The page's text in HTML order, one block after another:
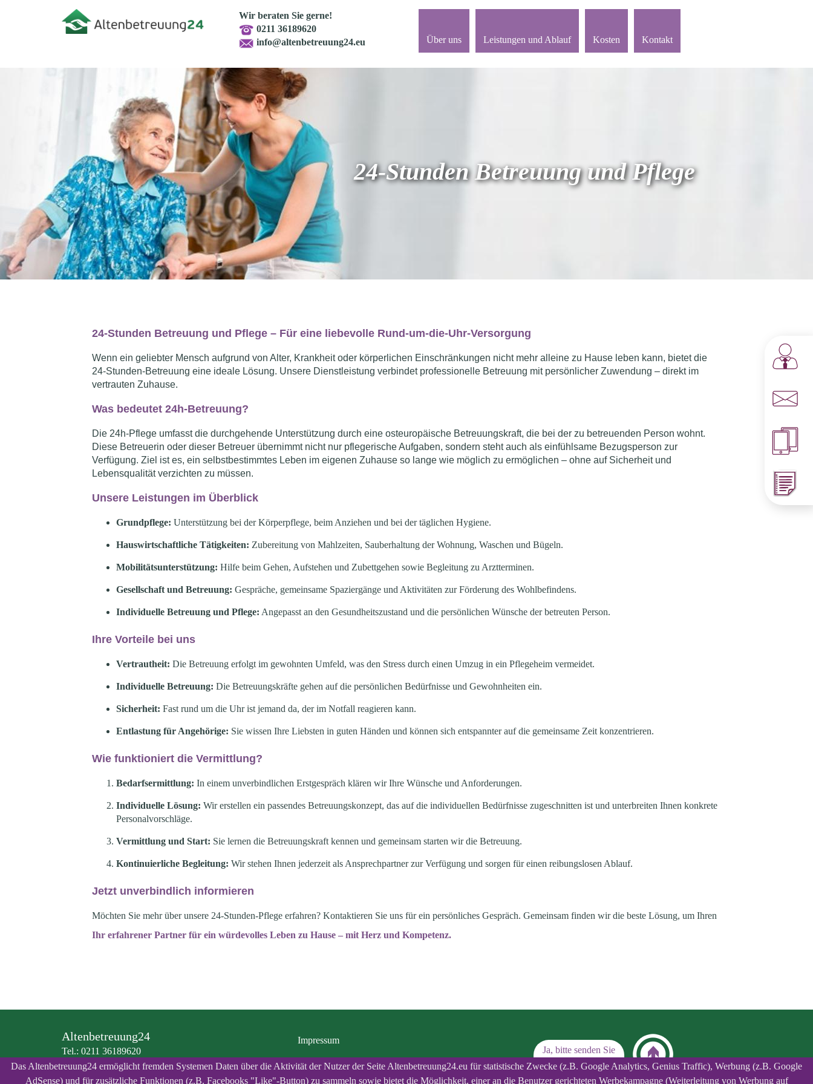
Das Altenbetreuung24 ermöglicht fremden Systemen Daten über die Aktivität der Nutzer der Seite Altenbetreuung24.eu für statistische Zwecke (z.B. Google Analytics, Genius Traffic), Werbung (z.B. Google
AdSense) und für zusätzliche Funktionen (z.B. Facebooks "Like"-Button) zu sammeln sowie bietet die Möglichkeit, einer an die Benutzer gerichteten Werbekampagne (Weiterleitung von Werbung auf
Wir beraten Sie gerne!
0211 36189620
info@altenbetreuung24.eu
Über uns Leistungen und Ablauf Kosten Kontakt
24-Stunden Betreuung und Pflege
24-Stunden Betreuung und Pflege – Für eine liebevolle Rund-um-die-Uhr-Versorgung
Wenn ein geliebter Mensch aufgrund von Alter, Krankheit oder körperlichen Einschränkungen nicht mehr alleine zu Hause leben kann, bietet die
24-Stunden-Betreuung eine ideale Lösung. Unsere Dienstleistung verbindet professionelle Betreuung mit persönlicher Zuwendung – direkt im
vertrauten Zuhause.
Was bedeutet 24h-Betreuung?
Die 24h-Pflege umfasst die durchgehende Unterstützung durch eine osteuropäische Betreuungskraft, die bei der zu betreuenden Person wohnt.
Diese Betreuerin oder dieser Betreuer übernimmt nicht nur pflegerische Aufgaben, sondern steht auch als einfühlsame Bezugsperson zur
Verfügung. Ziel ist es, ein selbstbestimmtes Leben im eigenen Zuhause so lange wie möglich zu ermöglichen – ohne auf Sicherheit und
Lebensqualität verzichten zu müssen.
Unsere Leistungen im Überblick
Grundpflege: Unterstützung bei der Körperpflege, beim Anziehen und bei der täglichen Hygiene.
Hauswirtschaftliche Tätigkeiten: Zubereitung von Mahlzeiten, Sauberhaltung der Wohnung, Waschen und Bügeln.
Mobilitätsunterstützung: Hilfe beim Gehen, Aufstehen und Zubettgehen sowie Begleitung zu Arztterminen.
Gesellschaft und Betreuung: Gespräche, gemeinsame Spaziergänge und Aktivitäten zur Förderung des Wohlbefindens.
Individuelle Betreuung und Pflege: Angepasst an den Gesundheitszustand und die persönlichen Wünsche der betreuten Person.
Ihre Vorteile bei uns
Vertrautheit: Die Betreuung erfolgt im gewohnten Umfeld, was den Stress durch einen Umzug in ein Pflegeheim vermeidet.
Individuelle Betreuung: Die Betreuungskräfte gehen auf die persönlichen Bedürfnisse und Gewohnheiten ein.
Sicherheit: Fast rund um die Uhr ist jemand da, der im Notfall reagieren kann.
Entlastung für Angehörige: Sie wissen Ihre Liebsten in guten Händen und können sich entspannter auf die gemeinsame Zeit konzentrieren.
Wie funktioniert die Vermittlung?
Bedarfsermittlung: In einem unverbindlichen Erstgespräch klären wir Ihre Wünsche und Anforderungen.
Individuelle Lösung: Wir erstellen ein passendes Betreuungskonzept, das auf die individuellen Bedürfnisse zugeschnitten ist und unterbreiten Ihnen konkrete
Personalvorschläge.
Vermittlung und Start: Sie lernen die Betreuungskraft kennen und gemeinsam starten wir die Betreuung.
Kontinuierliche Begleitung: Wir stehen Ihnen jederzeit als Ansprechpartner zur Verfügung und sorgen für einen reibungslosen Ablauf.
Jetzt unverbindlich informieren
Möchten Sie mehr über unsere 24-Stunden-Pflege erfahren? Kontaktieren Sie uns für ein persönliches Gespräch. Gemeinsam finden wir die beste Lösung, um Ihren
Ihr erfahrener Partner für ein würdevolles Leben zu Hause – mit Herz und Kompetenz.
Altenbetreuung24
Tel.: 0211 36189620
E-Mail Adresse:info@altenbetreuung24.eu
Impressum
Datenschutzbestimmungen
Ja, bitte senden Sie
mir ein Angebot zu!